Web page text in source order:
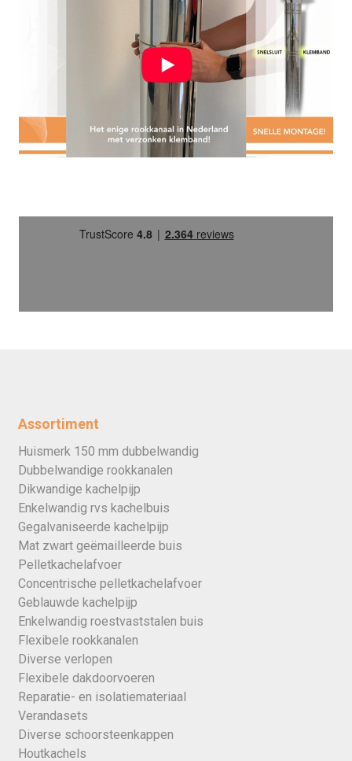
Assortiment
Huismerk 150 mm dubbelwandig
Dubbelwandige rookkanalen
Dikwandige kachelpijp
Enkelwandig rvs kachelbuis
Gegalvaniseerde kachelpijp
Mat zwart geëmailleerde buis
Pelletkachelafvoer
Concentrische pelletkachelafvoer
Geblauwde kachelpijp
Enkelwandig roestvaststalen buis
Flexibele rookkanalen
Diverse verlopen
Flexibele dakdoorvoeren
Reparatie- en isolatiemateriaal
Verandasets
Diverse schoorsteenkappen
Houtkachels